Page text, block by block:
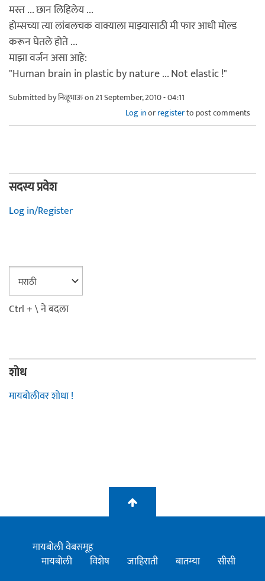
मस्त ... छान लिहिलेय ...
होम्सच्या त्या लांबलचक वाक्याला माझ्यासाठी मी फार आधी मोल्ड
करून घेतले होते ...
माझा वर्जन असा आहे:
"Human brain in plastic by nature ... Not elastic !"
Submitted byनिळूभाऊon 21 September, 2010 - 04:11
Log inorregisterto post comments
सदस्य प्रवेश
Log in/Register
Ctrl + \ ने बदला
शोध
मायबोलीवर शोधा !
मायबोली वेबसमूह
मायबोली
विशेष जाहिराती बातम्या सीसी